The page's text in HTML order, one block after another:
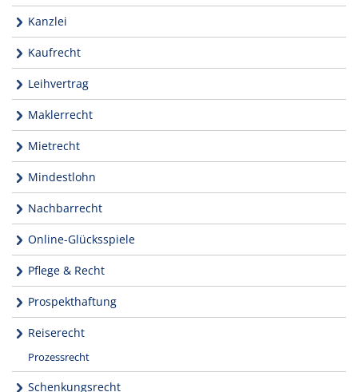
Kanzlei
Kaufrecht
Leihvertrag
Maklerrecht
Mietrecht
Mindestlohn
Nachbarrecht
Online-Glücksspiele
Pflege & Recht
Prospekthaftung
Reiserecht
Prozessrecht
Schenkungsrecht